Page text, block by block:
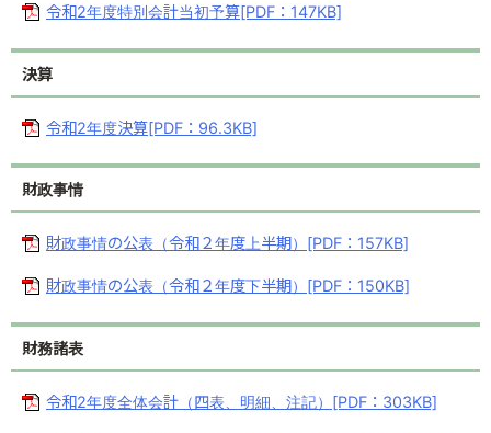
閲覧支援ツール
よみあげ
よみあげる
令和2年度特別会計当初予算[PDF：147KB]
決算
令和2年度決算[PDF：96.3KB]
財政事情
財政事情の公表（令和２年度上半期）[PDF：157KB]
財政事情の公表（令和２年度下半期）[PDF：150KB]
財務諸表
令和2年度全体会計（四表、明細、注記）[PDF：303KB]